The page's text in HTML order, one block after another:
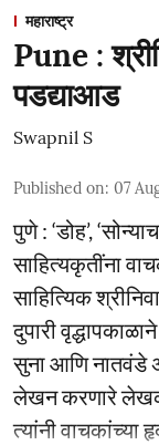
महाराष्ट्र
Pune :
पडद्याआड
Swapnil S
Published on: 07
पुणे : ‘डोह’,
साहित्यकृतींना
साहित्यिक
दुपारी
सुना आणि नातवंडे
लेखन करणारे लेखक
त्यांनी वाचकांच्या